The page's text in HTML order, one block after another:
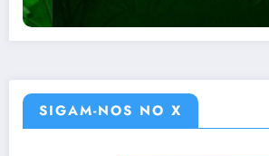
SIGAM-NOS NO X